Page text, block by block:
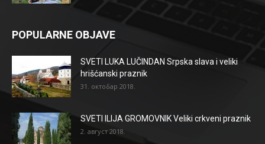
POPULARNE OBJAVE
SVETI LUKA LUČINDAN Srpska slava i veliki
hrišćanski praznik
31. октобар 2018.
SVETI ILIJA GROMOVNIK Veliki crkveni praznik
2. август 2018.